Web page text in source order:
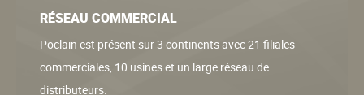
RÉSEAU COMMERCIAL
Poclain est présent sur 3 continents avec 21 filiales
commerciales, 10 usines et un large réseau de
distributeurs.